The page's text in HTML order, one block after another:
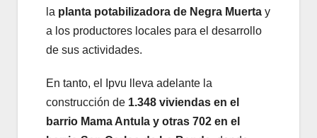
la planta potabilizadora de Negra Muerta y
a los productores locales para el desarrollo
de sus actividades.
En tanto, el Ipvu lleva adelante la
construcción de 1.348 viviendas en el
barrio Mama Antula y otras 702 en el